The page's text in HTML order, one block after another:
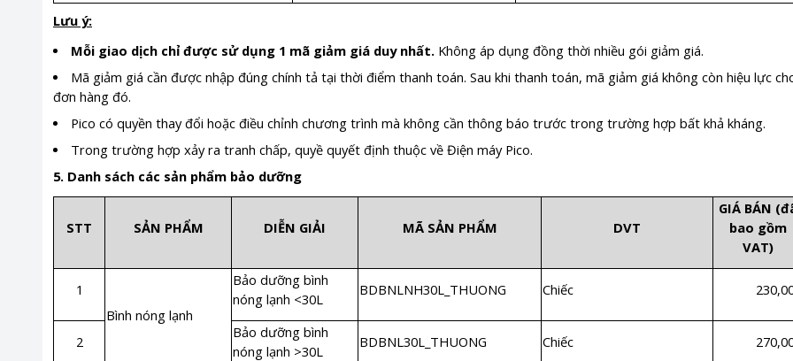
Lưu ý:
Mỗi giao dịch chỉ được sử dụng 1 mã giảm giá duy nhất. Không áp dụng đồng thời nhiều gói giảm giá.
Mã giảm giá cần được nhập đúng chính tả tại thời điểm thanh toán. Sau khi thanh toán, mã giảm giá không còn hiệu lực
đơn hàng đó.
Pico có quyền thay đổi hoặc điều chỉnh chương trình mà không cần thông báo trước trong trường hợp bất khả kháng.
Trong trường hợp xảy ra tranh chấp, quyề quyết định thuộc về Điện máy Pico.
5. Danh sách các sản phẩm bảo dưỡng
STT SẢN PHẨM DIỄN GIẢI MÃ SẢN PHẨM DVT
GIÁ BÁN
bao gồm
VAT)
1
Bình nóng lạnh
Bảo dưỡng bình
nóng lạnh <30L
BDBNLNH30L_THUONG Chiếc
2
Bảo dưỡng bình
nóng lạnh >30L
BDBNL30L_THUONG Chiếc